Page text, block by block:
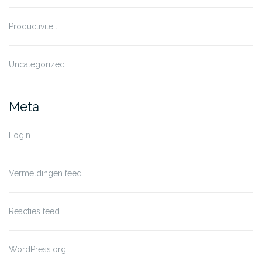
Productiviteit
Uncategorized
Meta
Login
Vermeldingen feed
Reacties feed
WordPress.org